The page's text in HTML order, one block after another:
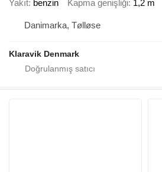
Yakıt benzin Kapma genişliği 1,2 m
Danimarka, Tølløse
Klaravik Denmark